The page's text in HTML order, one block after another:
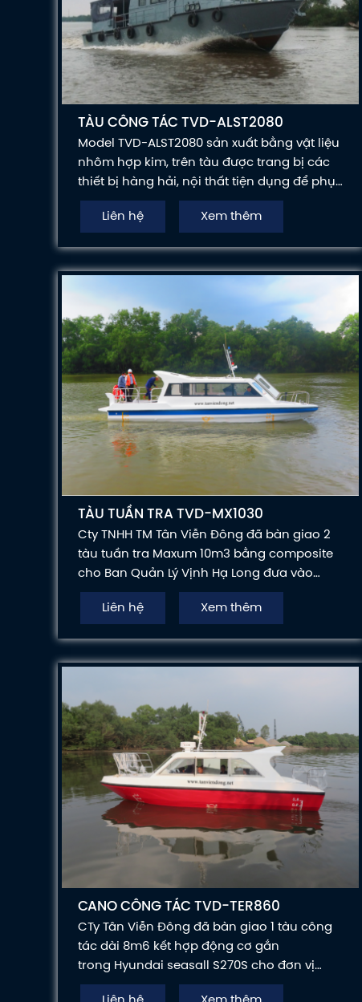
TÀU CÔNG TÁC TVD-ALST2080
Model TVD-ALST2080 sản xuất bằng vật liệu
nhôm hợp kim, trên tàu được trang bị các
thiết bị hàng hải, nội thất tiện dụng để phục
vụ cho 1 hành trình dài tuần tra trên biển,
bảo vệ chủ quyền lãnh thổ.
Liên hệ Xem thêm
TÀU TUẦN TRA TVD-MX1030
Cty TNHH TM Tân Viễn Đông đã bàn giao 2
tàu tuần tra Maxum 10m3 bằng composite
cho Ban Quản Lý Vịnh Hạ Long đưa vào
phục vụ công tác tuần tra trên vịnh.
Liên hệ
Xem thêm
CANO CÔNG TÁC TVD-TER860
CTy Tân Viễn Đông đã bàn giao 1 tàu công
tác dài 8m6 kết hợp động cơ gắn
trong Hyundai seasall S270S cho đơn vị
chức năng để đưa vào hoạt đông phục vụ